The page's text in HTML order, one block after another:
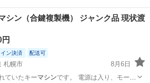
シン（合鍵複製機） ジャンク品 現状渡
ン決済 配送可
札幌市
8月6日
されていたキーマシンです。 電源は入り、モータ